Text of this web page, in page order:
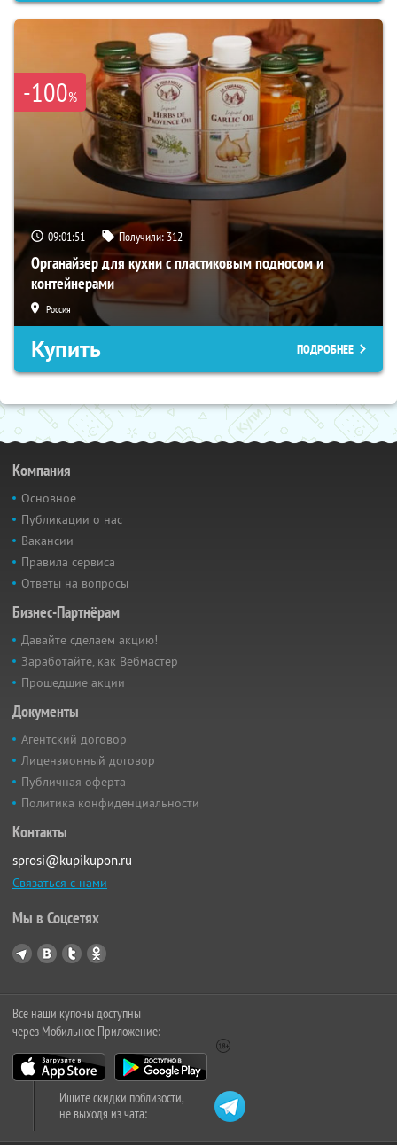
-100%
09:01:50 Получили: 312
Органайзер для кухни с пластиковым подносом и
контейнерами
Россия
Купить ПОДРОБНЕЕ
Компания
Основное
Публикации о нас
Вакансии
Правила сервиса
Ответы на вопросы
Бизнес-Партнёрам
Давайте сделаем акцию!
Заработайте, как Вебмастер
Прошедшие акции
Документы
Агентский договор
Лицензионный договор
Публичная оферта
Политика конфиденциальности
Контакты
sprosi@kupikupon.ru
Связаться с нами
Мы в Соцсетях
Все наши купоны доступны
через Мобильное Приложение:
Ищите скидки поблизости,
не выходя из чата: